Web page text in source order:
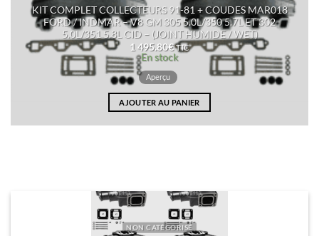
KIT COMPLET COLLECTEURS 91-81 + COUDES MAR018
FORD / INDMAR – V8 GM 305 5.0L/350 5.7L ET 302
5.0L/351 5.8L CID – (JOINT HUMIDE / WET)
1 495.80€ TTC
En stock
Aperçu
AJOUTER AU PANIER
NON CATÉGORISÉ